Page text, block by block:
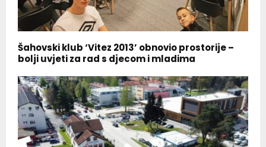
Šahovski klub ‘Vitez 2013’ obnovio prostorije –
bolji uvjeti za rad s djecom i mladima